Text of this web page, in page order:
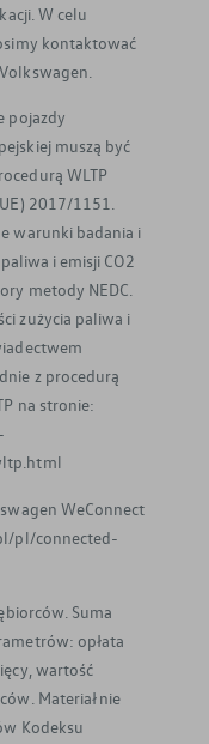
W celu
kontaktować
pojazdy
muszą być
WLTP
2017/1151.
warunki badania i
i emisji CO2
metody NEDC.
zużycia paliwa i
z procedurą
na stronie:
WeConnect
pl/connected-
Suma
opłata
wartość
Materiał nie
Kodeksu